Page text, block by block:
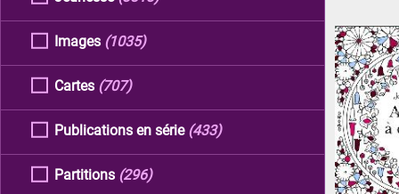
Images (1035)
Cartes (707)
Publications en série (433)
Partitions (296)